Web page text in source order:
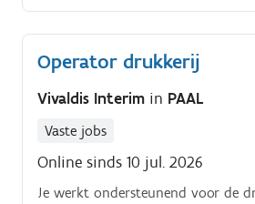
Operator drukkerij
Vivaldis Interim in PAAL
Vaste jobs
Online sinds 10 jul. 2026
Je werkt ondersteunend voor de